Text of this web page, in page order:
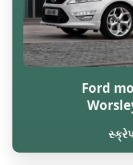
Ford